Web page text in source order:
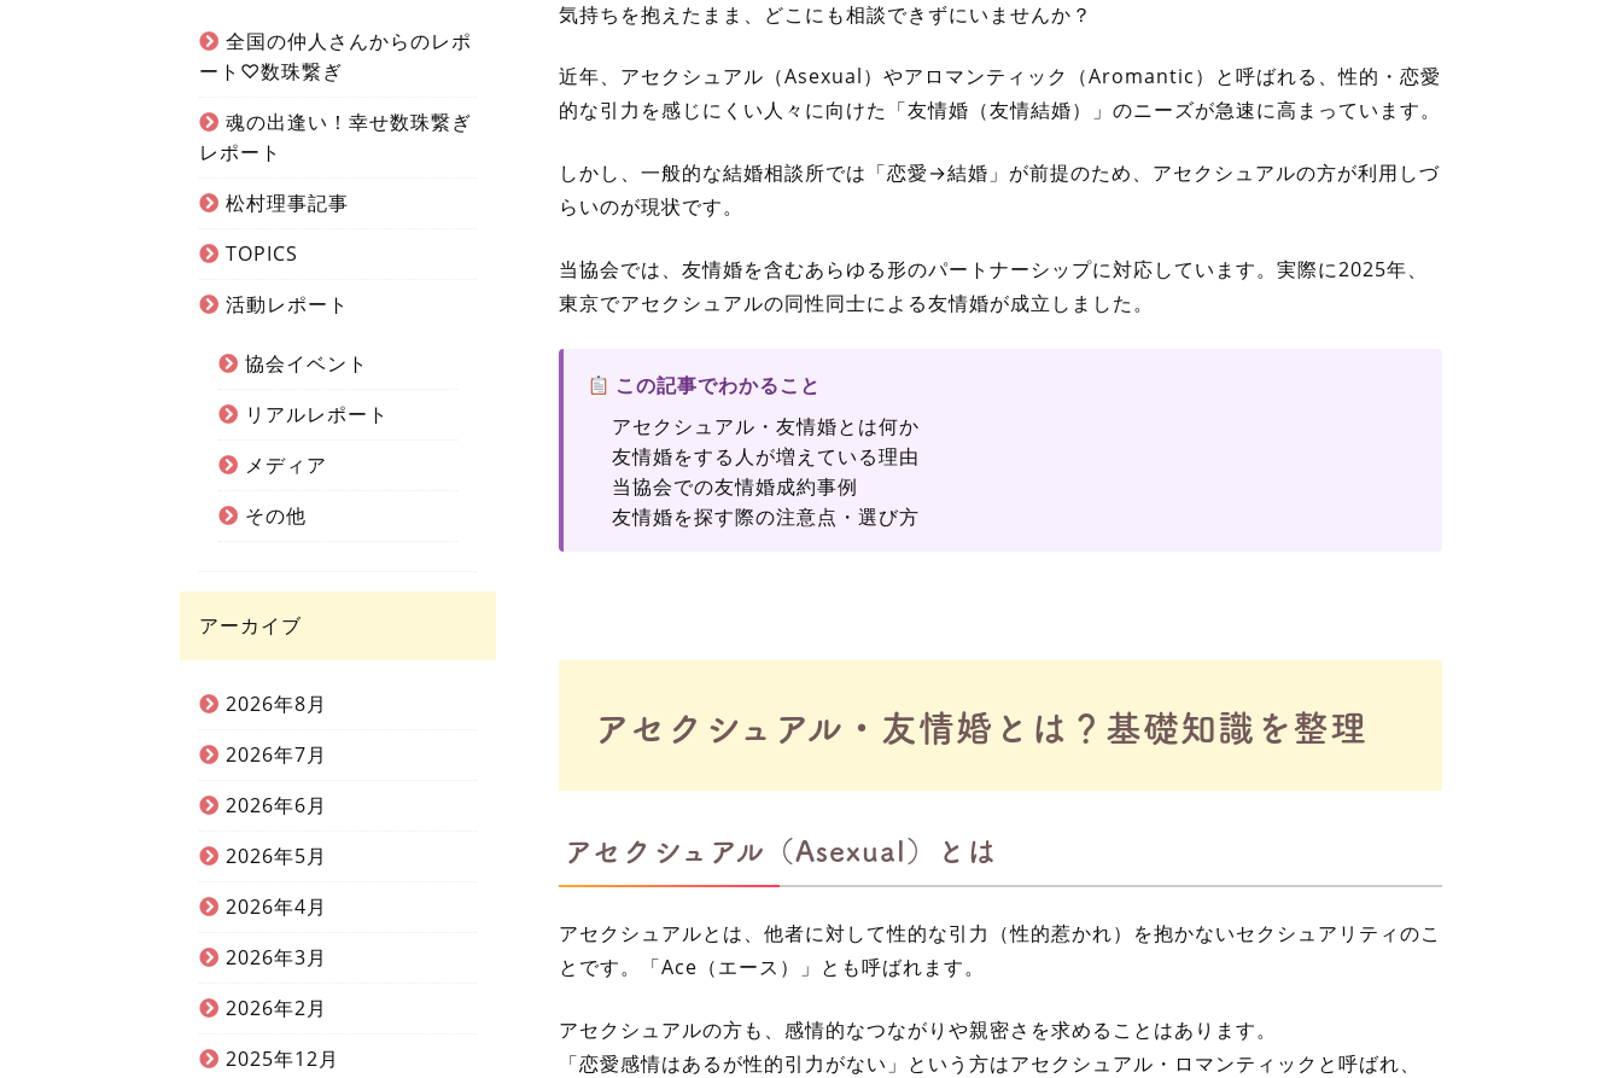
気持ちを抱えたまま、どこにも相談できずにいませんか？
近年、 アセクシュアル（Asexual） やアロマンティック（Aromantic） と呼ばれる、性的・恋愛
的な引力を感じにくい人々に向けた「友情婚（友情結婚） 」のニーズが急速に高まっています。
しかし、一般的な結婚相談所では「恋愛→結婚」が前提のため、アセクシュアルの方が利用しづ
らいのが現状です。
当協会では、 友情婚を含むあらゆる形のパートナーシップに対応しています。実際に2025年、
東京でアセクシュアルの同性同士による友情婚が成立しました。
この記事でわかること
アセクシュアル・友情婚とは何か
友情婚をする人が増えている理由
当協会での友情婚成約事例
友情婚を探す際の注意点・選び方
アセクシュアル・友情婚とは？基礎知識を整理
アセクシュアル（Asexual）とは
アセクシュアルとは、他者に対して性的な引力（性的惹かれ）を抱かないセクシュアリティのこ
とです。「Ace（エース）」とも呼ばれます。
アセクシュアルの方も、感情的なつながりや親密さを求めることはあります。
「恋愛感情はあるが性的引力がない」という方はアセクシュアル・ロマンティックと呼ばれ、
全国の仲人さんからのレポ
ート♡数珠繋ぎ
魂の出逢い！幸せ数珠繋ぎ
レポート
松村理事記事
TOPICS
活動レポート
協会イベント
リアルレポート
メディア
その他
アーカイブ
2026年8月
2026年7月
2026年6月
2026年5月
2026年4月
2026年3月
2026年2月
2025年12月